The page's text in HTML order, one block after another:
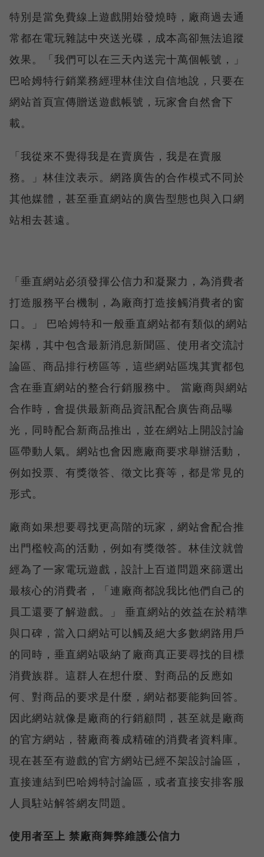
特別是當免費線上遊戲開始發燒時，廠商過去通
常都在電玩雜誌中夾送光碟，成本高卻無法追蹤
效果。「我們可以在三天內送完十萬個帳號，」
巴哈姆特行銷業務經理林佳汶自信地說，只要在
網站首頁宣傳贈送遊戲帳號，玩家會自然會下
載。
「我從來不覺得我是在賣廣告，我是在賣服
務。」林佳汶表示。網路廣告的合作模式不同於
其他媒體，甚至垂直網站的廣告型態也與入口網
站相去甚遠。
「垂直網站必須發揮公信力和凝聚力，為消費者
打造服務平台機制，為廠商打造接觸消費者的窗
口。」 巴哈姆特和一般垂直網站都有類似的網站
架構，其中包含最新消息新聞區、使用者交流討
論區、商品排行榜區等，這些網站區塊其實都包
含在垂直網站的整合行銷服務中。 當廠商與網站
合作時，會提供最新商品資訊配合廣告商品曝
光，同時配合新商品推出，並在網站上開設討論
區帶動人氣。網站也會因應廠商要求舉辦活動，
例如投票、有獎徵答、徵文比賽等，都是常見的
形式。
廠商如果想要尋找更高階的玩家，網站會配合推
出門檻較高的活動，例如有獎徵答。林佳汶就曾
經為了一家電玩遊戲，設計上百道問題來篩選出
最核心的消費者，「連廠商都說我比他們自己的
員工還要了解遊戲。」 垂直網站的效益在於精準
與口碑，當入口網站可以觸及絕大多數網路用戶
的同時，垂直網站吸納了廠商真正要尋找的目標
消費族群。這群人在想什麼、對商品的反應如
何、對商品的要求是什麼，網站都要能夠回答。
因此網站就像是廠商的行銷顧問，甚至就是廠商
的官方網站，替廠商養成精確的消費者資料庫。
現在甚至有遊戲的官方網站已經不架設討論區，
直接連結到巴哈姆特討論區，或者直接安排客服
人員駐站解答網友問題。
使用者至上 禁廠商舞弊維護公信力